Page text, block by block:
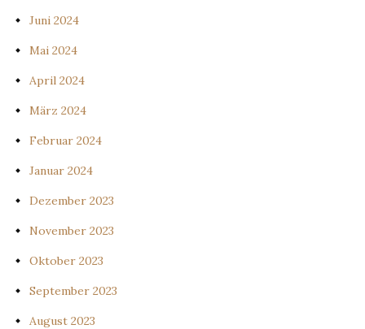
Juni 2024
Mai 2024
April 2024
März 2024
Februar 2024
Januar 2024
Dezember 2023
November 2023
Oktober 2023
September 2023
August 2023